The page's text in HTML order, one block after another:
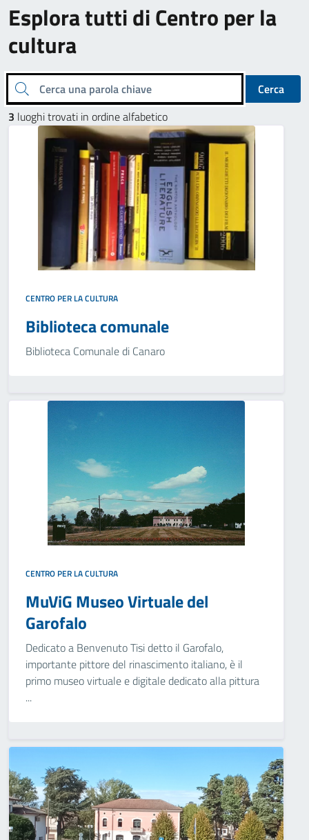
Esplora tutti di Centro per la
cultura
Cerca una parola chiave
Cerca
3 luoghi trovati in ordine alfabetico
CENTRO PER LA CULTURA
Biblioteca comunale
Biblioteca Comunale di Canaro
CENTRO PER LA CULTURA
MuViG Museo Virtuale del
Garofalo
Dedicato a Benvenuto Tisi detto il Garofalo,
importante pittore del rinascimento italiano, è il
primo museo virtuale e digitale dedicato alla pittura
...